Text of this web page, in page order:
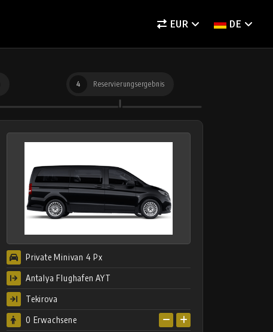
EUR DE
4 Reservierungsergebnis
Private Minivan 4 Px
Antalya Flughafen AYT
Tekirova
0 Erwachsene